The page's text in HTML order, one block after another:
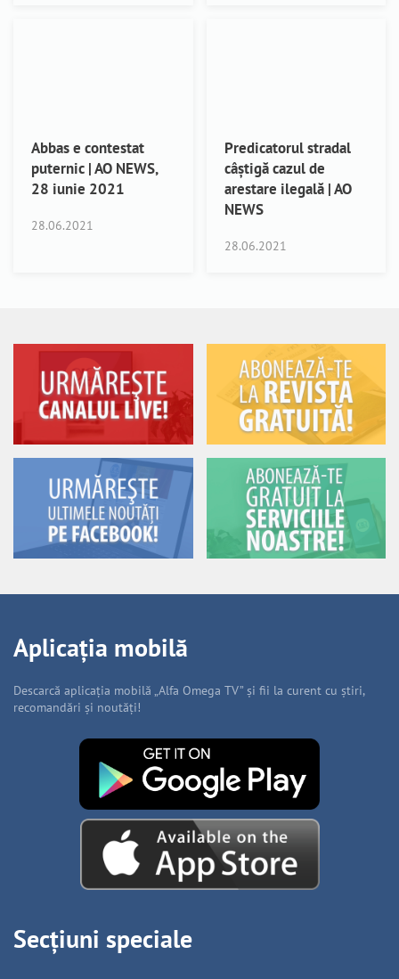
Abbas e contestat
puternic | AO NEWS,
28 iunie 2021
28.06.2021
Predicatorul stradal
câștigă cazul de
arestare ilegală | AO
NEWS
28.06.2021
Aplicația mobilă
Descarcă aplicația mobilă „Alfa Omega TV” și fii la curent cu știri,
recomandări și noutăți!
Secțiuni speciale